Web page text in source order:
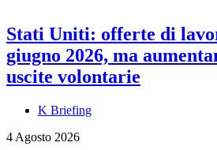
Stati Uniti: offerte di
giugno 2026, ma
uscite volontarie
K Briefing
4 Agosto 2026